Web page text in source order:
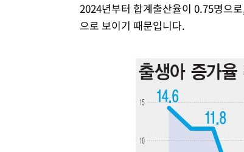
2024년부터 합계출산율이 0.75명으
으로 보이기 때문입니다.